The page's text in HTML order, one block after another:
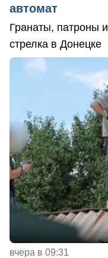
автомат
Гранаты, патроны
стрелка в Донецке
вчера в 09:31